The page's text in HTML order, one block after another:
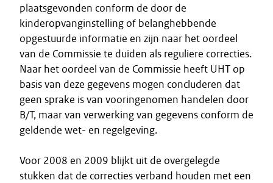
plaatsgevonden conform de door de
kinderopvanginstelling of belanghebbende
opgestuurde informatie en zijn naar het oordeel
van de Commissie te duiden als reguliere correcties.
Naar het oordeel van de Commissie heeft UHT op
basis van deze gegevens mogen concluderen dat
geen sprake is van vooringenomen handelen door
B/T, maar van verwerking van gegevens conform de
geldende wet- en regelgeving.
Voor 2008 en 2009 blijkt uit de overgelegde
stukken dat de correcties verband houden met een